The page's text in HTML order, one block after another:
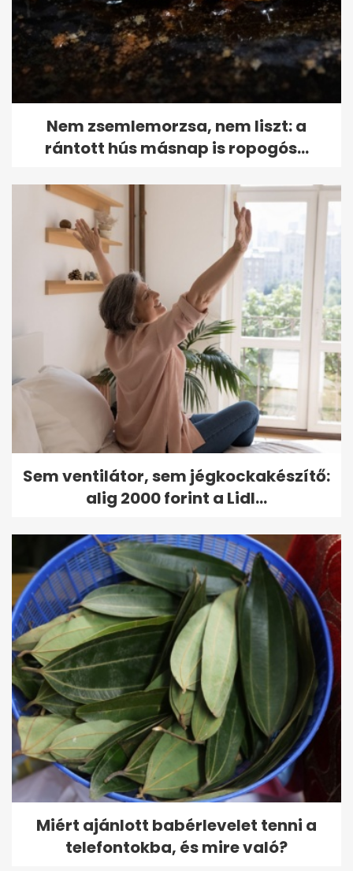
Nem zsemlemorzsa, nem liszt: a
rántott hús másnap is ropogós...
Sem ventilátor, sem jégkockakészítő:
alig 2000 forint a Lidl...
Miért ajánlott babérlevelet tenni a
telefontokba, és mire való?